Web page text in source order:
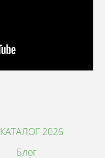
КАТАЛОГ 2026
Блог